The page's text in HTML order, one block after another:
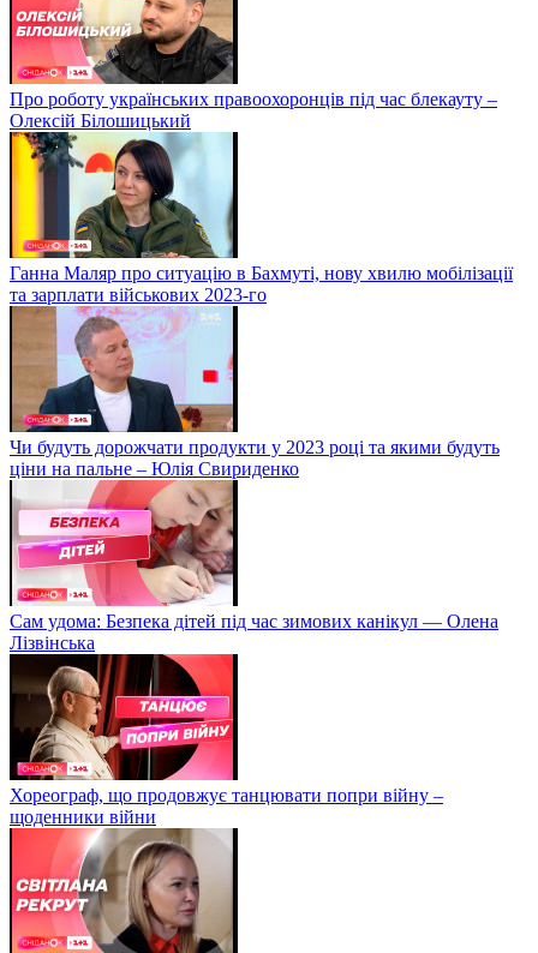
Про роботу українських правоохоронців під час блекауту –
Олексій Білошицький
Ганна Маляр про ситуацію в Бахмуті, нову хвилю мобілізації
та зарплати військових 2023-го
Чи будуть дорожчати продукти у 2023 році та якими будуть
ціни на пальне – Юлія Свириденко
Сам удома: Безпека дітей під час зимових канікул — Олена
Лізвінська
Хореограф, що продовжує танцювати попри війну –
щоденники війни